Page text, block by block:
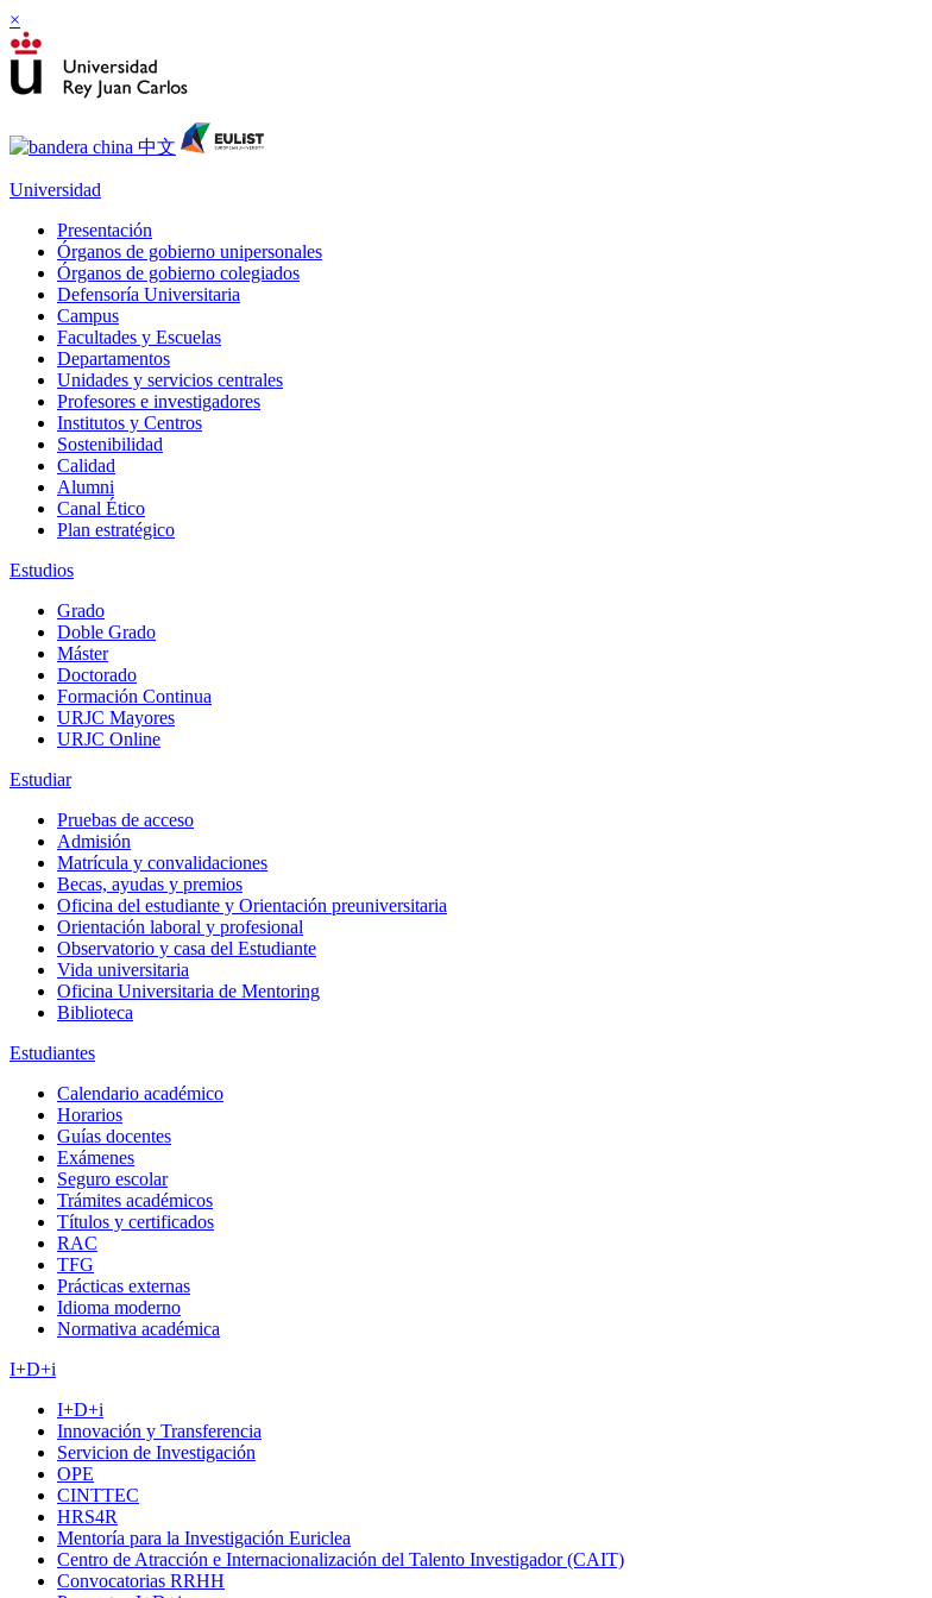
×
Universidad
Presentación
Órganos de gobierno unipersonales
Órganos de gobierno colegiados
Defensoría Universitaria
Campus
Facultades y Escuelas
Departamentos
Unidades y servicios centrales
Profesores e investigadores
Institutos y Centros
Sostenibilidad
Calidad
Alumni
Canal Ético
Plan estratégico
Estudios
Grado
Doble Grado
Máster
Doctorado
Formación Continua
URJC Mayores
URJC Online
Estudiar
Pruebas de acceso
Admisión
Matrícula y convalidaciones
Becas, ayudas y premios
Oficina del estudiante y Orientación preuniversitaria
Orientación laboral y profesional
Observatorio y casa del Estudiante
Vida universitaria
Oficina Universitaria de Mentoring
Biblioteca
Estudiantes
Calendario académico
Horarios
Guías docentes
Exámenes
Seguro escolar
Trámites académicos
Títulos y certificados
RAC
TFG
Prácticas externas
Idioma moderno
Normativa académica
I+D+i
I+D+i
Innovación y Transferencia
Servicion de Investigación
OPE
CINTTEC
HRS4R
Mentoría para la Investigación Euriclea
Centro de Atracción e Internacionalización del Talento Investigador (CAIT)
Convocatorias RRHH